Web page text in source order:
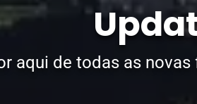
aqui de todas as